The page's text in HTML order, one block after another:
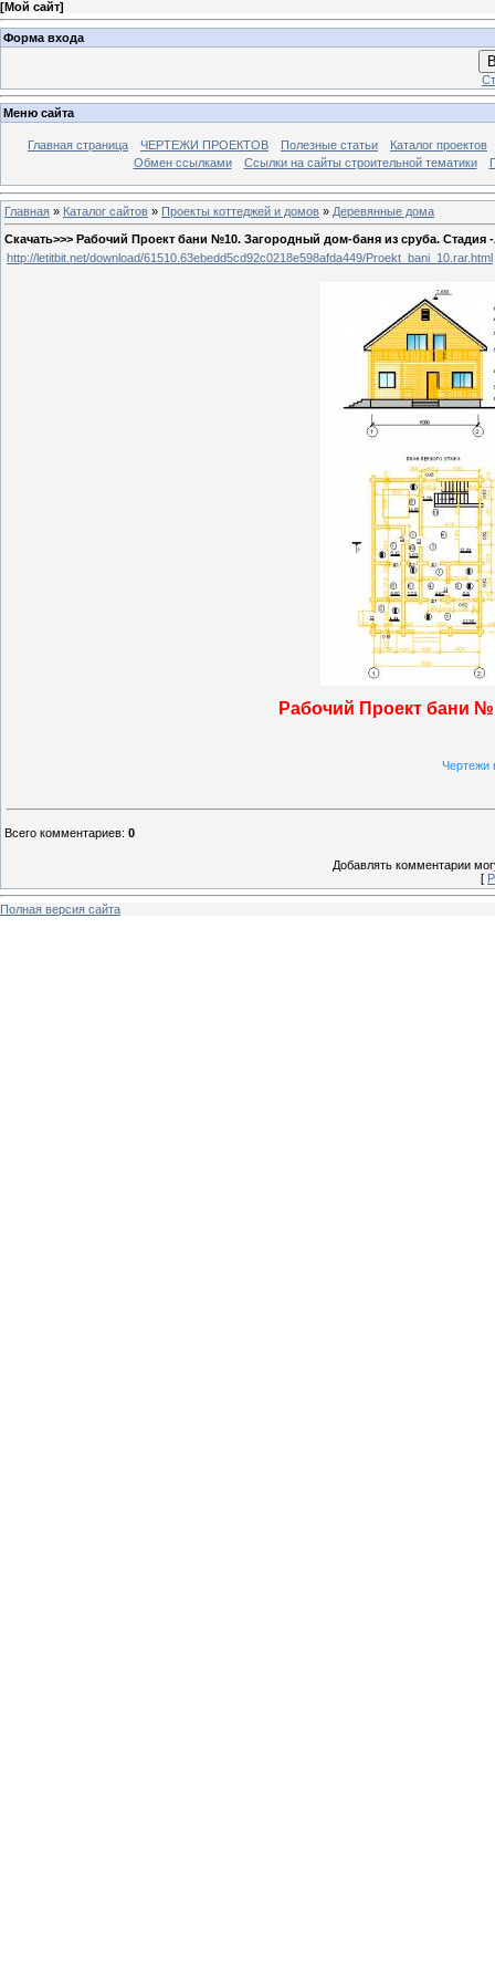
[Мой сайт]
Форма входа
Меню сайта
Главная страница ЧЕРТЕЖИ ПРОЕКТОВ Полезные статьи
Каталог проектов
Обмен ссылками
Ссылки на сайты строительной тематики
Главная » Каталог сайтов » Проекты коттеджей и домов » Деревянные дома
Скачать>>> Рабочий Проект бани №10. Загородный дом-баня из сруба. Стадия
http://letitbit.net/download/61510.63ebedd5cd92c0218e598afda449/Proekt_bani_10.rar.html
Рабочий Проект бани
Чертежи
Всего комментариев: 0
Добавлять комментарии
[
Полная версия сайта